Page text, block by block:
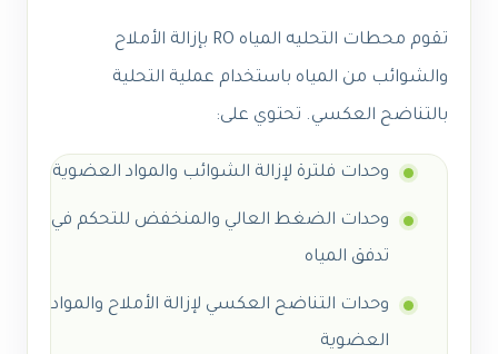
تقوم محطات التحليه المياه RO بإزالة الأملاح
والشوائب من المياه باستخدام عملية التحلية
بالتناضح العكسي. تحتوي على:
وحدات فلترة لإزالة الشوائب والمواد العضوية
وحدات الضغط العالي والمنخفض للتحكم في
تدفق المياه
وحدات التناضح العكسي لإزالة الأملاح والمواد
العضوية